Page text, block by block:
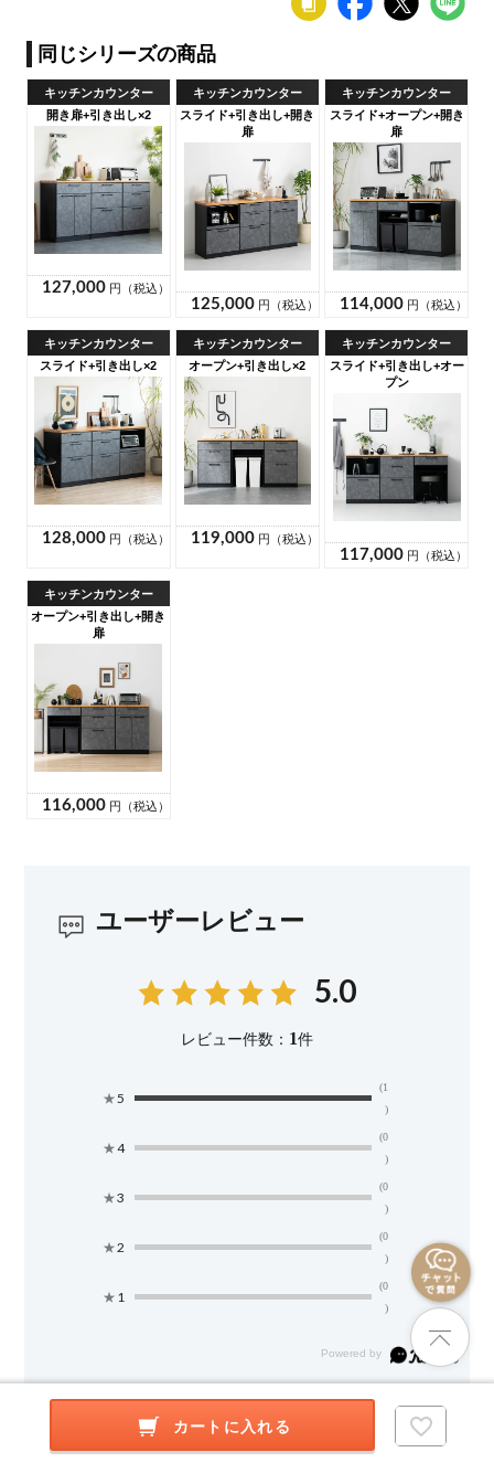
カートに入れる
ユーザーレビュー
5.0
レビュー件数： 1件
★5
(1
)
★4
(0
)
★3
(0
)
★2
(0
)
★ 1
(0
)
絞り込み 表示：新しい順